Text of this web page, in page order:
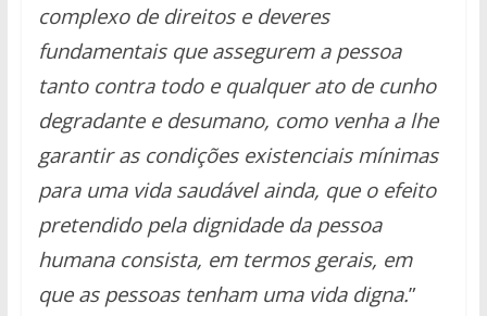
complexo de direitos e deveres
fundamentais que assegurem a pessoa
tanto contra todo e qualquer ato de cunho
degradante e desumano, como venha a lhe
garantir as condições existenciais mínimas
para uma vida saudável ainda, que o efeito
pretendido pela dignidade da pessoa
humana consista, em termos gerais, em
que as pessoas tenham uma vida digna.”